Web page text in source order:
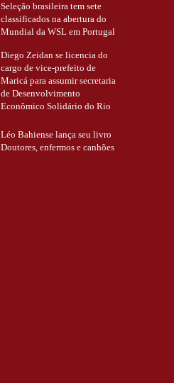
Seleção brasileira tem sete
classificados na abertura do
Mundial da WSL em Portugal
Diego Zeidan se licencia do
cargo de vice-prefeito de
Maricá para assumir secretaria
de Desenvolvimento
Econômico Solidário do Rio
Léo Bahiense lança seu livro
Doutores, enfermos e canhões